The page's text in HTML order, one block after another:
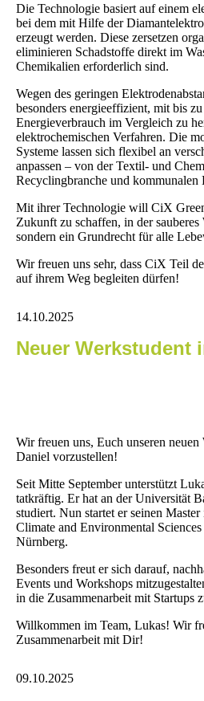
Die Technologie basiert auf einem
bei dem mit Hilfe der
erzeugt werden. Diese zersetzen
eliminieren Schadstoffe direkt im
Chemikalien erforderlich sind.
Wegen des geringen
besonders energieeffizient, mit bis
Energieverbrauch im Vergleich zu
elektrochemischen Verfahren. Die
Systeme lassen sich flexibel an
anpassen – von der Textil- und
Recyclingbranche und kommunalen
Mit ihrer Technologie will CiX
Zukunft zu schaffen, in der sauberes
sondern ein Grundrecht für alle
Wir freuen uns sehr, dass CiX Teil
auf ihrem Weg begleiten dürfen!
14.10.2025
Neuer Werkstudent
Wir freuen uns, Euch unseren
Daniel vorzustellen!
Seit Mitte September unterstützt
tatkräftig. Er hat an der Universität
studiert. Nun startet er seinen
Climate and Environmental
Nürnberg.
Besonders freut er sich darauf,
Events und Workshops
in die Zusammenarbeit mit Startups
Willkommen im Team, Lukas! Wir
Zusammenarbeit mit Dir!
09.10.2025